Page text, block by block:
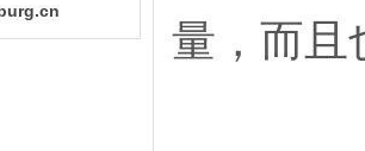
健康家庭给水卫士，原装进口PPR管道-德国罗森博格管道
量，而且